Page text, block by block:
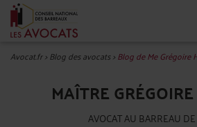
Avocat.fr>Blog des avocats>Blog de Me Grégoire
MAÎTRE
AVOCAT AU BARREAU